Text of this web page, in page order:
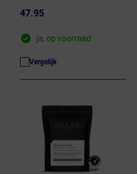
47.95
ja, op voorraad
Vergelijk